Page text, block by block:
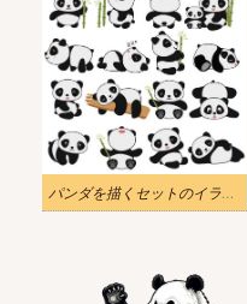
パンダを描くセットのイラスト